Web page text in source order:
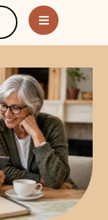
Ouvrir le